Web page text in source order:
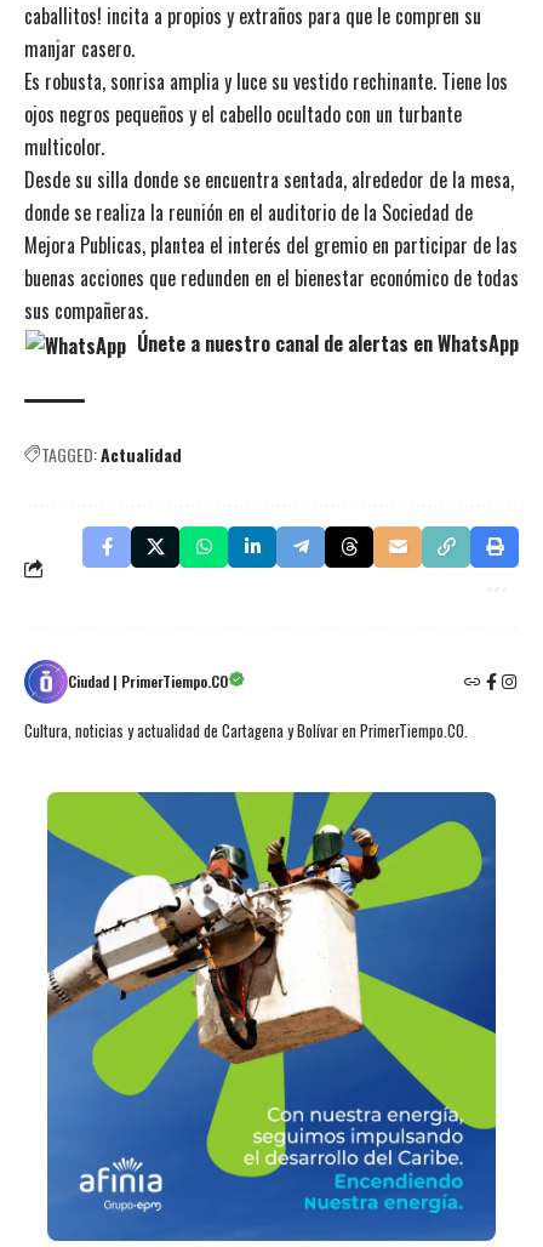
caballitos! incita a propios y extraños para que le compren su
manjar casero.
Es robusta, sonrisa amplia y luce su vestido rechinante. Tiene los
ojos negros pequeños y el cabello ocultado con un turbante
multicolor.
Desde su silla donde se encuentra sentada, alrededor de la mesa,
donde se realiza la reunión en el auditorio de la Sociedad de
Mejora Publicas, plantea el interés del gremio en participar de las
buenas acciones que redunden en el bienestar económico de todas
sus compañeras.
Únete a nuestro canal de alertas en WhatsApp
TAGGED:Actualidad
Ciudad | PrimerTiempo.CO
Cultura, noticias y actualidad de Cartagena y Bolívar en PrimerTiempo.CO.